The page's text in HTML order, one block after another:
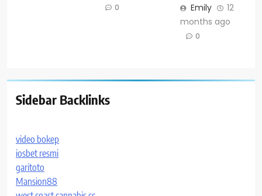
0 Emily
12
months ago
0
Sidebar Backlinks
video bokep
iosbet resmi
garitoto
Mansion88